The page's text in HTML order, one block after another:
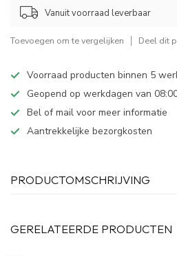
Vanuit voorraad leverbaar
Toevoegen om te vergelijken Deel dit
Voorraad producten binnen 5
Geopend op werkdagen van
Bel of mail voor meer informatie
Aantrekkelijke bezorgkosten
PRODUCTOMSCHRIJVING
GERELATEERDE PRODUCTEN